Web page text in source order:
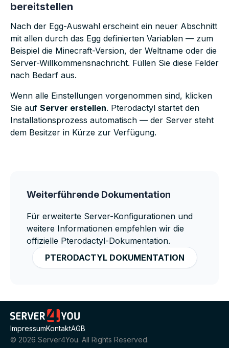
bereitstellen
Nach der Egg-Auswahl erscheint ein neuer Abschnitt
mit allen durch das Egg definierten Variablen — zum
Beispiel die Minecraft-Version, der Weltname oder die
Server-Willkommensnachricht. Füllen Sie diese Felder
nach Bedarf aus.
Wenn alle Einstellungen vorgenommen sind, klicken
Sie auf Server erstellen. Pterodactyl startet den
Installationsprozess automatisch — der Server steht
dem Besitzer in Kürze zur Verfügung.
Weiterführende Dokumentation
Für erweiterte Server-Konfigurationen und
weitere Informationen empfehlen wir die
offizielle Pterodactyl-Dokumentation.
PTERODACTYL DOKUMENTATION
ImpressumKontaktAGB
© 2026 Server4You. All Rights Reserved.